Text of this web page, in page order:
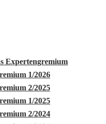
Expertengremium
1/2026
2/2025
1/2025
2/2024